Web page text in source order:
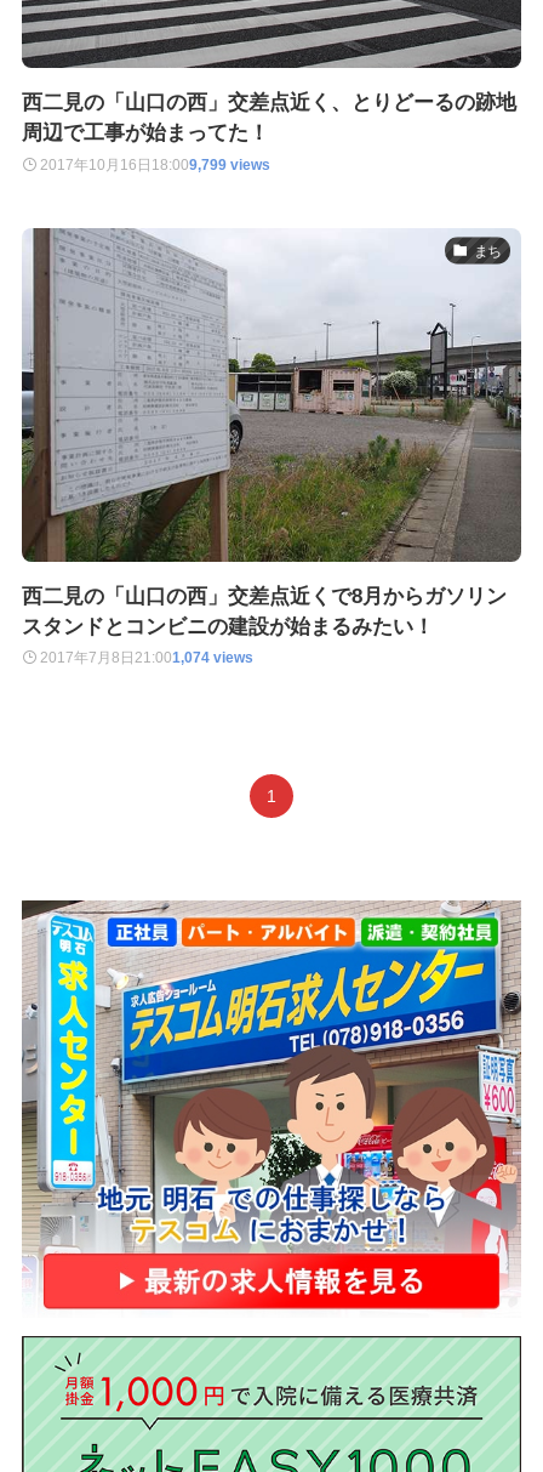
西二見の「山口の西」交差点近く、とりどーるの跡地
周辺で工事が始まってた！
2017年10月16日 18:009,799 views
まち
西二見の「山口の西」交差点近くで8月からガソリン
スタンドとコンビニの建設が始まるみたい！
2017年7月8日 21:001,074 views
1